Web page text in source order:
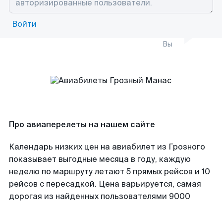
Войти
Вы
Про авиаперелеты на нашем сайте
Календарь низких цен на авиабилет из Грозного
показывает выгодные месяца в году, каждую
неделю по маршруту летают 5 прямых рейсов и 10
рейсов с пересадкой. Цена варьируется, самая
дорогая из найденных пользователями 9000